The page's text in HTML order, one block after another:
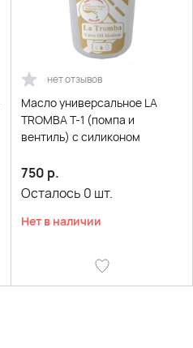
нет отзывов
Масло универсальное LA
TROMBA T-1 (помпа и
вентиль) с силиконом
750 р.
Осталось 0 шт.
Нет в наличии